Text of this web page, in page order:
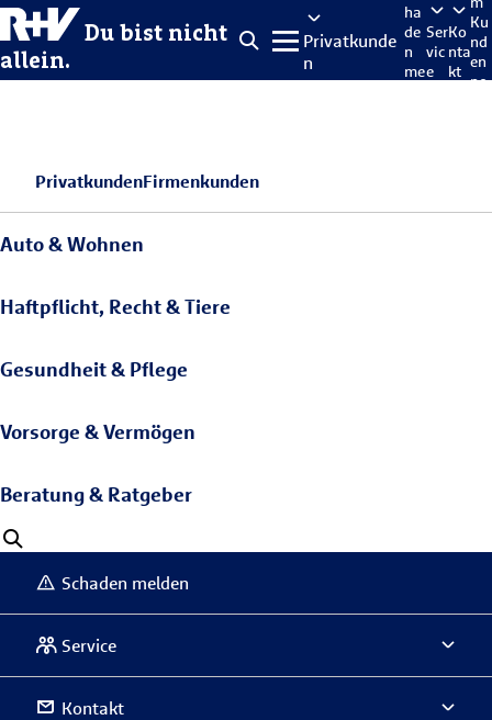
Du bist nicht
allein.
Privatkunde
n
ha
de
n
me
Ser
vic
e
Ko
nta
kt
Ku
nd
en
po
PrivatkundenFirmenkunden
Auto & Wohnen
Haftpflicht, Recht & Tiere
Gesundheit & Pflege
Vorsorge & Vermögen
Beratung & Ratgeber
Schaden melden
Service
Kontakt